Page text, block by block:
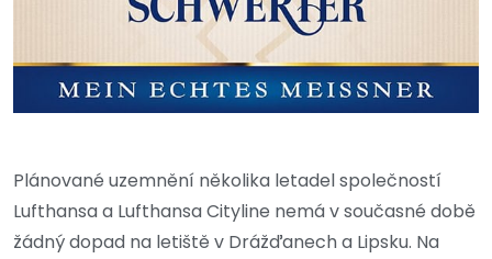
Plánované uzemnění několika letadel společností
Lufthansa a Lufthansa Cityline nemá v současné době
žádný dopad na letiště v Drážďanech a Lipsku. Na